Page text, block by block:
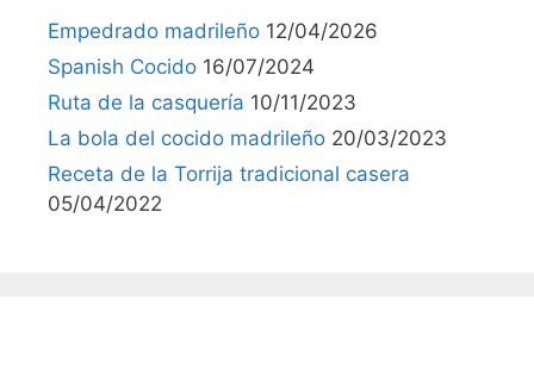
Empedrado madrileño 12/04/2026
Spanish Cocido 16/07/2024
Ruta de la casquería 10/11/2023
La bola del cocido madrileño 20/03/2023
Receta de la Torrija tradicional casera
05/04/2022